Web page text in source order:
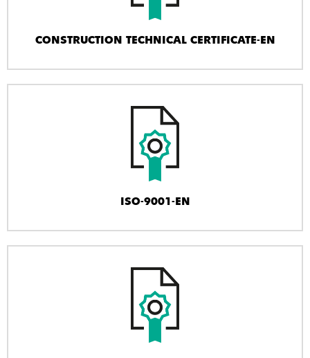
CONSTRUCTION TECHNICAL CERTIFICATE-EN
ISO-9001-EN